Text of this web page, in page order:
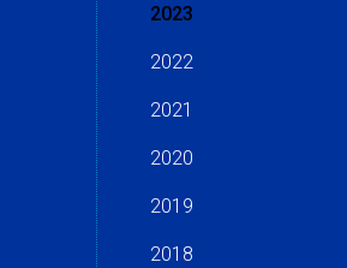
2023
2022
2021
2020
2019
2018